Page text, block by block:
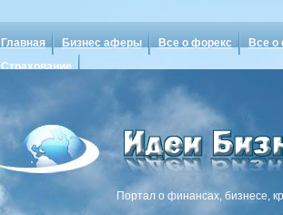
Главная Бизнес аферы Все о форекс Все о
Страхование
Портал о финансах, бизнесе,